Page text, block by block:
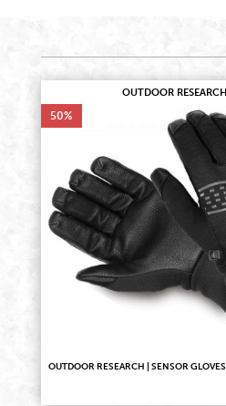
OUTDOOR RESEARCH
50
OUTDOOR RESEARCH | SENSOR GLOVES